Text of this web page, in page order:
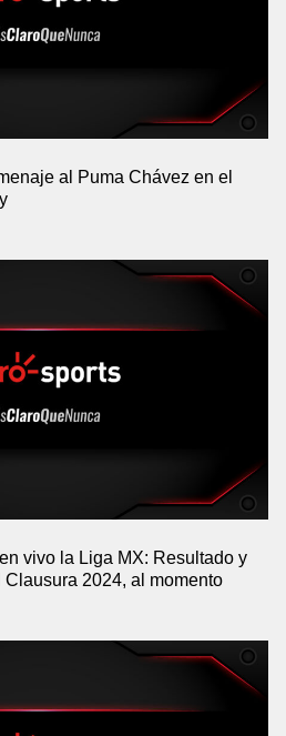
al Puma Chávez en el
vivo la Liga MX: Resultado y
2024, al momento